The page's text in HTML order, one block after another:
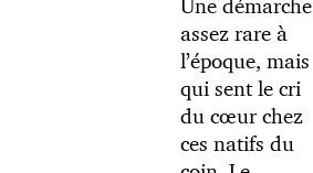
Une démarche
assez rare à
l’époque, mais
qui sent le cri
du cœur chez
ces natifs du